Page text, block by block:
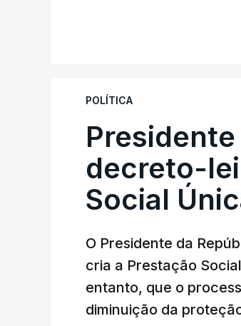
POLÍTICA
decreto-
Social
O Presidente da
cria a Prestação
entanto, que o
diminuição da